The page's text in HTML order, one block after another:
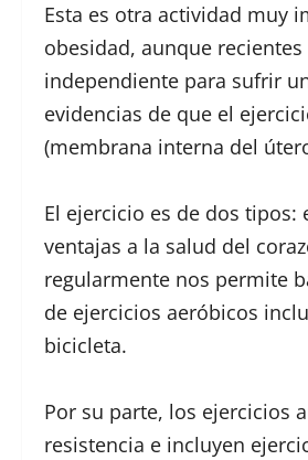
Esta es otra actividad muy
obesidad, aunque
independiente para sufrir
evidencias de que el
(membrana interna del
El ejercicio es de dos
ventajas a la salud del
regularmente nos permite
de ejercicios aeróbicos
bicicleta.
Por su parte, los ejercicios
resistencia e incluyen